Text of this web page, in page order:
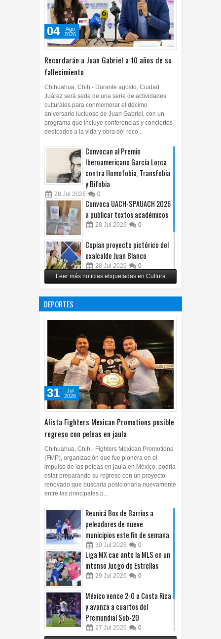
Recordarán a Juan Gabriel a 10 años de su
fallecimiento
04
Ago
2026
Chihuahua, Chih.- Durante agosto, Ciudad
Juárez será sede de una serie de actividades
culturales para conmemorar el décimo
aniversario luctuoso de Juan Gabriel, con un
programa que incluye conferencias y conciertos
dedicados a la vida y obra del reco...
Convocan al Premio
Iberoamericano García Lorca
contra Homofobia, Transfobia
y Bifobia
28 Jul 2026 0
Convoca UACH-SPAUACH 2026
a publicar textos académicos
28 Jul 2026 0
Copian proyecto pictórico del
exalcalde Juan Blanco
28 Jul 2026 0
Impulsa UPCH creatividad y
lectura con taller de mini
27 Jul 2026 0
Leer más noticias etiquetadas en Cultura
DEPORTES
Alista Fighters Mexican Promotions posible
regreso con peleas en jaula
31
Jul
2026
Chihuahua, Chih.- Fighters Mexican Promotions
(FMP), organización que fue pionera en el
impulso de las peleas en jaula en México, podría
estar preparando su regreso con un proyecto
renovado que buscaría posicionarla nuevamente
entre las principales p...
Reunirá Box de Barrios a
peleadores de nueve
municipios este fin de semana
30 Jul 2026 0
Liga MX cae ante la MLS en un
intenso Juego de Estrellas
29 Jul 2026 0
México vence 2-0 a Costa Rica
y avanza a cuartos del
Premundial Sub-20
27 Jul 2026 0